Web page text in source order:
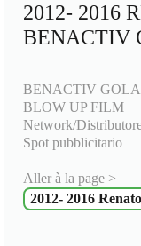
2012- 2016
BENACTIV
BENACTIV GOLA
BLOW UP FILM
Network/
Spot pubblicitario
Aller à la page >
2012-